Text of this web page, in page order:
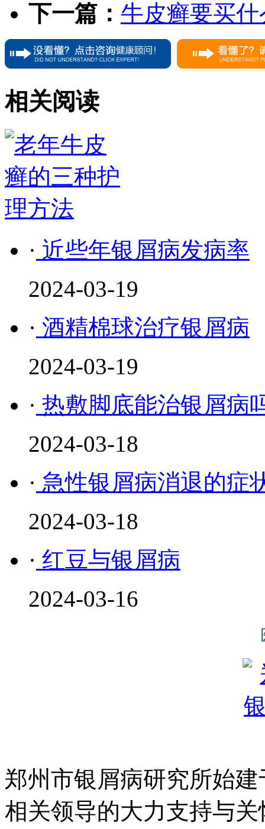
下一篇： 牛皮癣要买
相关阅读
· 近些年银屑病发病率
2024-03-19
· 酒精棉球治疗银屑病
2024-03-19
· 热敷脚底能治银屑病
2024-03-18
· 急性银屑病消退的症
2024-03-18
· 红豆与银屑病
2024-03-16
郑州市银屑病研究所始
相关领导的大力支持与